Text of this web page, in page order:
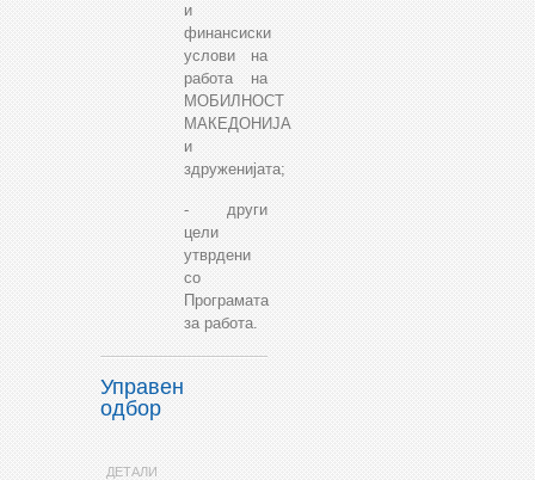
и
финансиски
услови на
работа на
МОБИЛНОСТ
МАКЕДОНИЈА
и
здруженијата;
- други
цели
утврдени
со
Програмата
за работа.
Управен
одбор
ДЕТАЛИ